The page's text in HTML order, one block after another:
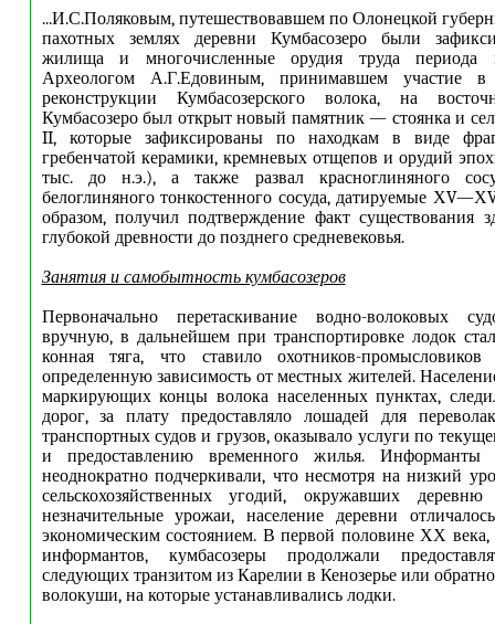
...И.С.Поляковым, путешествовавшем по Олонецкой
пахотных землях деревни Кумбасозеро были
жилища и многочисленные орудия труда периода
Археологом А.Г.Едовиным, принимавшем участие
реконструкции Кумбасозерского волока, на
Кумбасозеро был открыт новый памятник — стоянка и
II, которые зафиксированы по находкам в виде
гребенчатой керамики, кремневых отщепов и орудий
тыс. до н.э.), а также развал красноглиняного
белоглиняного тонкостенного сосуда, датируемые
образом, получил подтверждение факт существования
глубокой древности до позднего средневековья.
Занятия и самобытность кумбасозеров
Первоначально перетаскивание водно-волоковых
вручную, в дальнейшем при транспортировке лодок
конная тяга, что ставило охотников-
определенную зависимость от местных жителей.
маркирующих концы волока населенных пунктах,
дорог, за плату предоставляло лошадей для
транспортных судов и грузов, оказывало услуги по
и предоставлению временного жилья.
неоднократно подчеркивали, что несмотря на низкий
сельскохозяйственных угодий, окружавших
незначительные урожаи, население деревни
экономическим состоянием. В первой половине ХХ века,
информантов, кумбасозеры продолжали
следующих транзитом из Карелии в Кенозерье или
волокуши, на которые устанавливались лодки.